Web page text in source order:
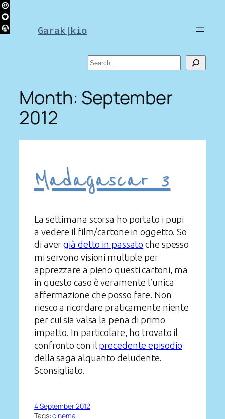
Skip
to
content Garak|kio
Search
Month: September
2012
Madagascar 3
La settimana scorsa ho portato i pupi
a vedere il film/cartone in oggetto. So
di avergià detto in passato che spesso
mi servono visioni multiple per
apprezzare a pieno questi cartoni, ma
in questo caso è veramente l’unica
affermazione che posso fare. Non
riesco a ricordare praticamente niente
per cui sia valsa la pena di primo
impatto. In particolare, ho trovato il
confronto con il precedente episodio
della saga alquanto deludente.
Sconsigliato.
4 September 2012
Tags:cinema